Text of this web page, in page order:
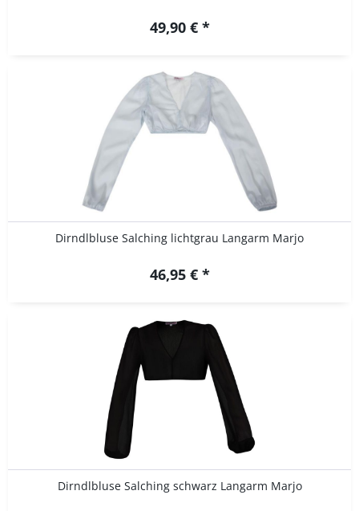
49,90 € *
Dirndlbluse Salching lichtgrau Langarm Marjo
46,95 € *
Dirndlbluse Salching schwarz Langarm Marjo